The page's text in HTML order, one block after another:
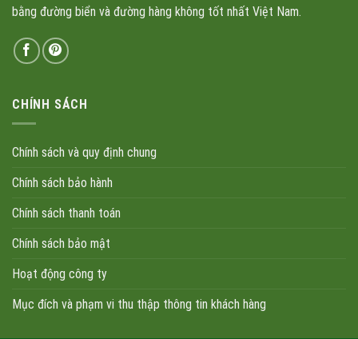
bằng đường biển và đường hàng không tốt nhất Việt Nam.
CHÍNH SÁCH
Chính sách và quy định chung
Chính sách bảo hành
Chính sách thanh toán
Chính sách bảo mật
Hoạt động công ty
Mục đích và phạm vi thu thập thông tin khách hàng